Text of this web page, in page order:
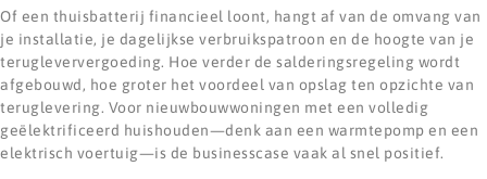
Of een thuisbatterij financieel loont, hangt af van de omvang van
je installatie, je dagelijkse verbruikspatroon en de hoogte van je
terugleververgoeding. Hoe verder de salderingsregeling wordt
afgebouwd, hoe groter het voordeel van opslag ten opzichte van
teruglevering. Voor nieuwbouwwoningen met een volledig
geëlektrificeerd huishouden—denk aan een warmtepomp en een
elektrisch voertuig—is de businesscase vaak al snel positief.